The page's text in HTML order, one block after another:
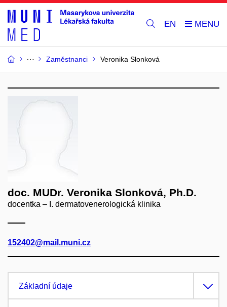
EN
Zaměstnanci Veronika Slonková
doc. MUDr. Veronika Slonková, Ph.D.
docentka – I. dermatovenerologická klinika
152402@mail.muni.cz
Základní údaje